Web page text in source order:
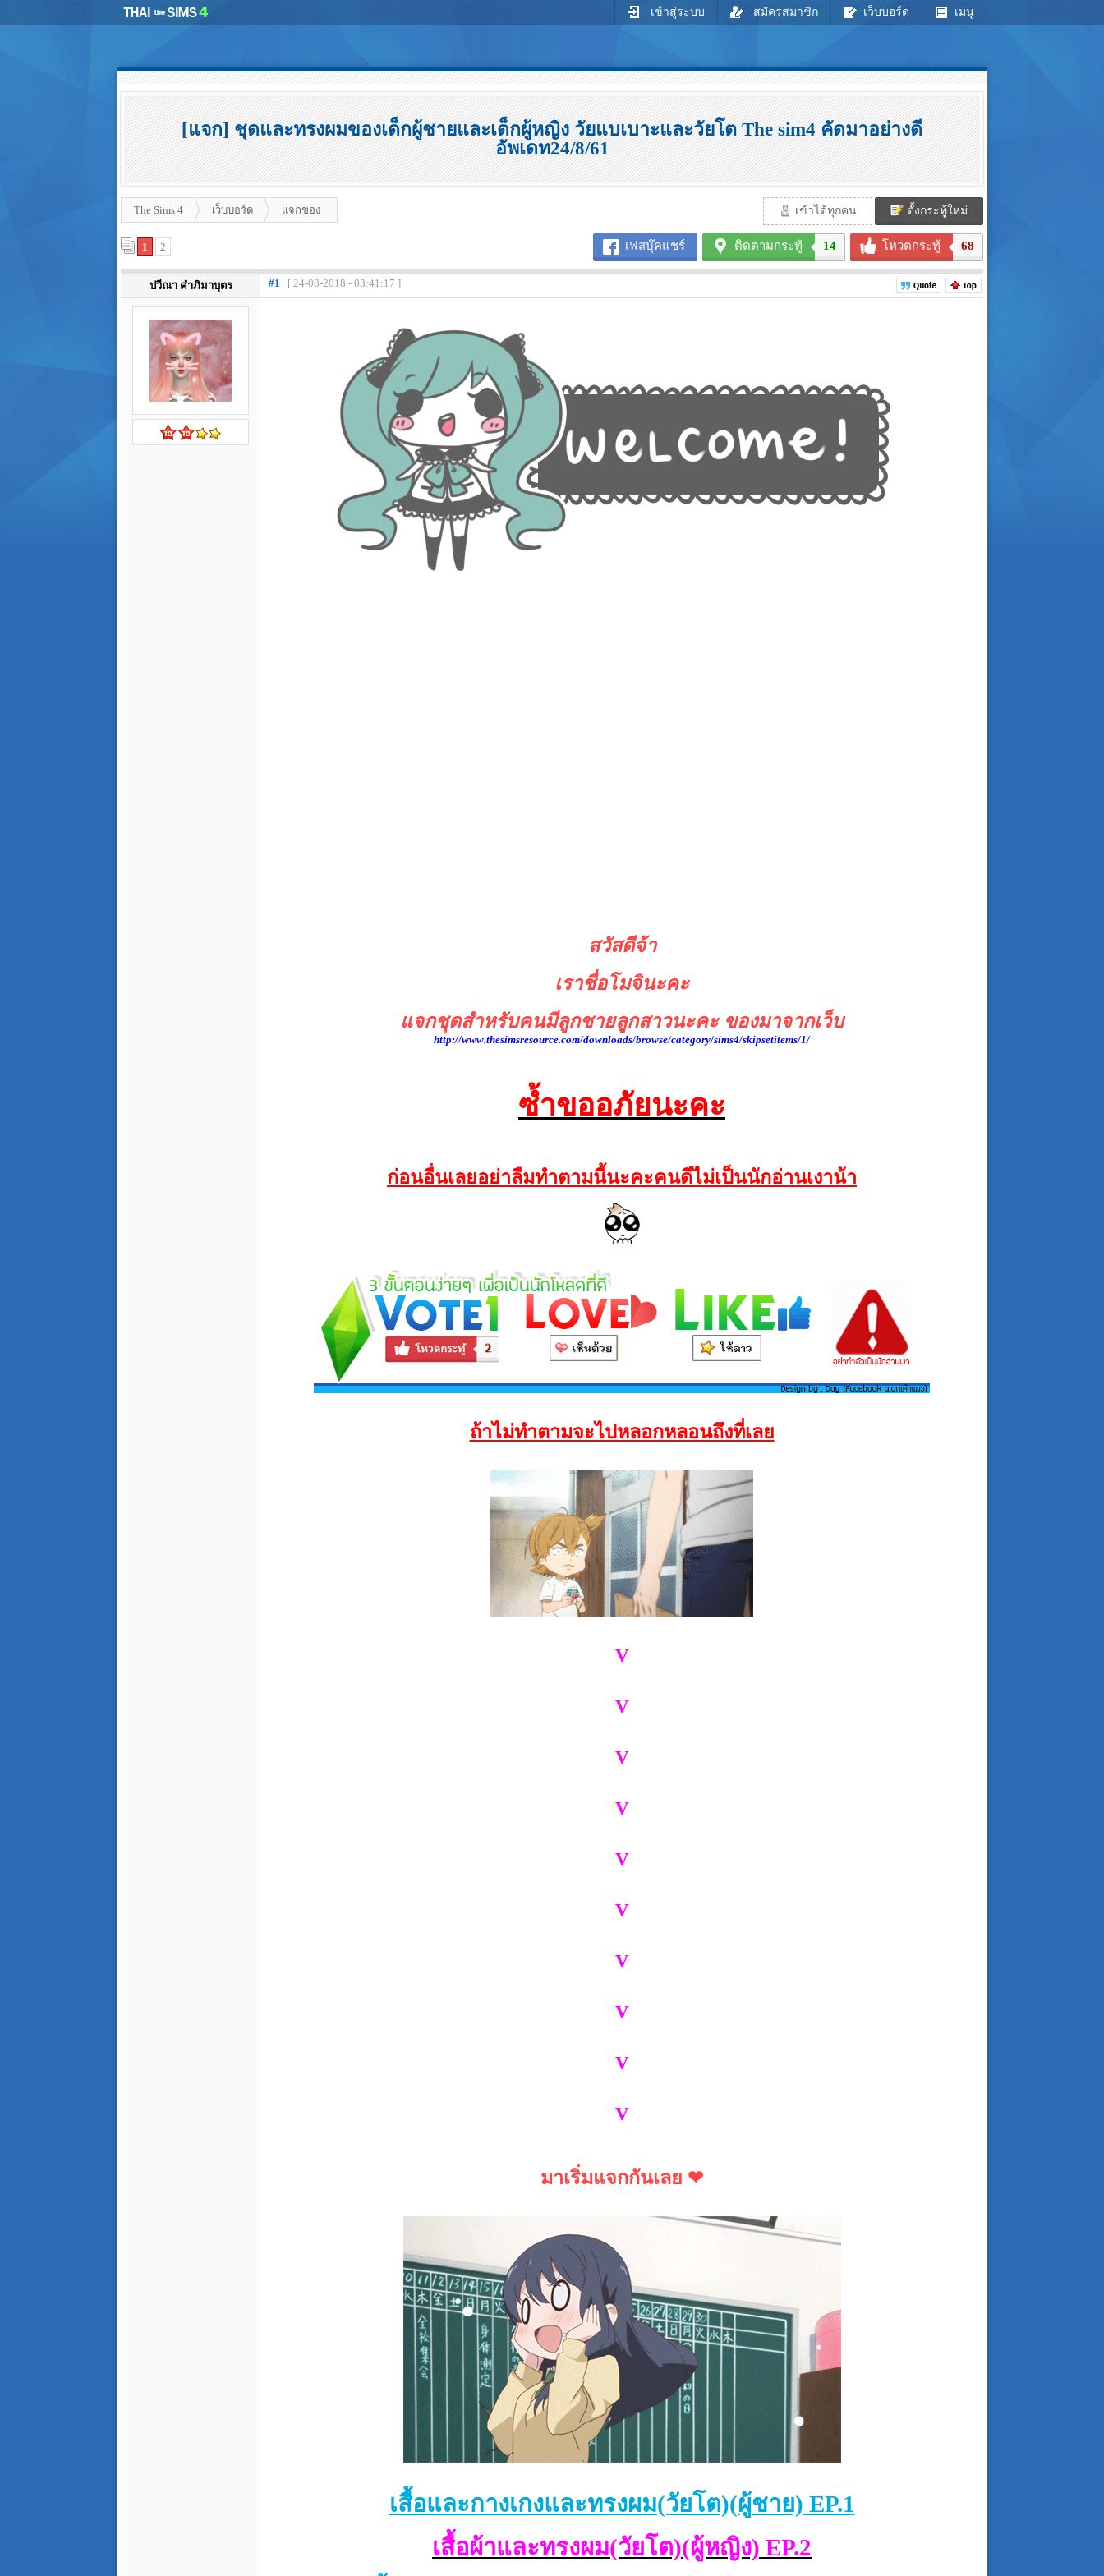
เข้าสู่ระบบ สมัครสมาชิก เว็บบอร์ด เมนู
[แจก] ชุดและทรงผมของเด็กผู้ชายและเด็กผู้หญิง วัยแบเบาะและวัยโต The sim4 คัดมาอย่างดี
อัพเดท24/8/61
The Sims 4 เว็บบอร์ด แจกของ เข้าได้ทุกคน ตั้งกระทู้ใหม่
เฟสบุ๊คแชร์ ติดตามกระทู้ 14 โหวตกระทู้ 68
1 2
ปวีณา คำภิมาบุตร #1 [ 24-08-2018 - 03:41:17 ]
สวัสดีจ้า
เราชื่อโมจินะคะ
แจกชุดสำหรับคนมีลูกชายลูกสาวนะคะ ของมาจากเว็บ
http://www.thesimsresource.com/downloads/browse/category/sims4/skipsetitems/1/
ซ้ำขออภัยนะคะ
ก่อนอื่นเลยอย่าลืมทำตามนี้นะคะคนดีไม่เป็นนักอ่านเงาน้า
ถ้าไม่ทำตามจะไปหลอกหลอนถึงที่เลย
V
V
V
V
V
V
V
V
V
V
มาเริ่มแจกกันเลย ❤
เสื้อและกางเกงและทรงผม(วัยโต)(ผู้ชาย) EP.1
เสื้อผ้าและทรงผม(วัยโต)(ผู้หญิง) EP.2